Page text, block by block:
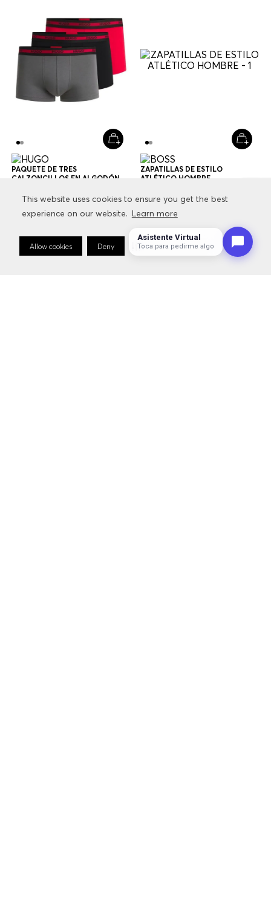
This website uses cookies to ensure you get the best
experience on our website. Learn more
Allow cookies Deny Cookie Preferences
This website uses cookies to ensure you get the best
experience on our website. Learn more
Allow cookies Deny Cookie Preferences
PAQUETE DE TRES
CALZONCILLOS EN ALGODÓN
CINTURA CALZONCILLOS
Multicolor
ZAPATILLAS DE ESTILO
ATLÉTICO HOMBRE
+1
Asistente Virtual
Toca para pedirme algo